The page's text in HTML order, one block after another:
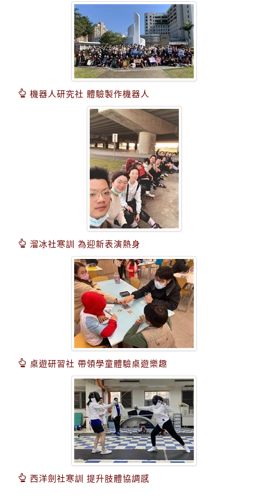
機器人研究社 體驗製作機器人
溜冰社寒訓 為迎新表演熱身
桌遊研習社 帶領學童體驗桌遊樂趣
西洋劍社寒訓 提升肢體協調感